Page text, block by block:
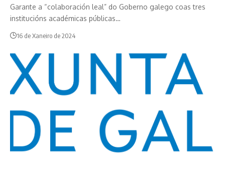
Garante a “colaboración leal” do Goberno galego coas tres
institucións académicas públicas…
16 de Xaneiro de 2024